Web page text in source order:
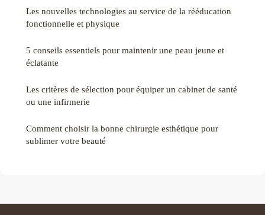
Les nouvelles technologies au service de la rééducation
fonctionnelle et physique
5 conseils essentiels pour maintenir une peau jeune et
éclatante
Les critères de sélection pour équiper un cabinet de santé
ou une infirmerie
Comment choisir la bonne chirurgie esthétique pour
sublimer votre beauté